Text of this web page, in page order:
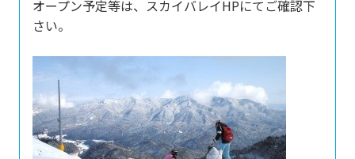
オープン予定等は、スカイバレイHPにてご確認下
さい。